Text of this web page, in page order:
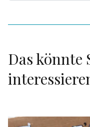
Das könnte